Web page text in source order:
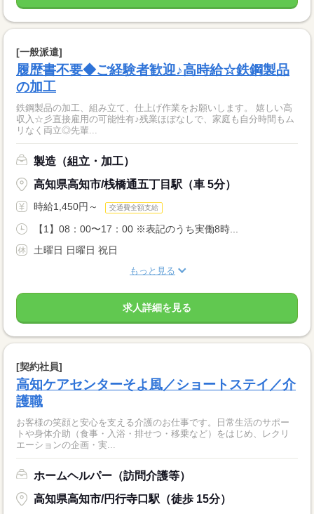
[一般派遣]
履歴書不要◆ご経験者歓迎♪高時給☆鉄鋼製品
の加工
鉄鋼製品の加工、組み立て、仕上げ作業をお願いします。 嬉しい高
収入☆彡直接雇用の可能性有♪残業ほぼなしで、家庭も自分時間もム
リなく両立◎先輩...
製造（組立・加工）
高知県高知市/桟橋通五丁目駅（車 5分）
時給1,450円～ 交通費全額支給
【1】08：00〜17：00 ※表記のうち実働8時...
土曜日 日曜日 祝日
もっと見る
求人詳細を見る
[契約社員]
高知ケアセンターそよ風／ショートステイ／介
護職
お客様の笑顔と安心を支える介護のお仕事です。日常生活のサポー
トや身体介助（食事・入浴・排せつ・移乗など）をはじめ、レクリ
エーションの企画・実...
ホームヘルパー（訪問介護等）
高知県高知市/円行寺口駅（徒歩 15分）